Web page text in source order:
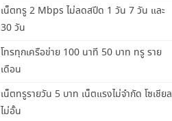
เน็ตทรู 2 Mbps ไม่ลดสปีด 1 วัน 7 วัน และ
30 วัน
โทรทุกเครือข่าย 100 นาที 50 บาท ทรู ราย
เดือน
เน็ตทรูรายวัน 5 บาท เน็ตแรงไม่จำกัด โซเชียล
ไม่อั้น